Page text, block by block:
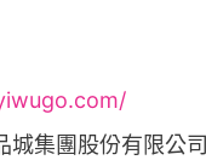
城集團股份有限公司